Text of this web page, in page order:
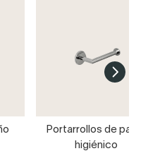
Portarrollos de papel
higiénico